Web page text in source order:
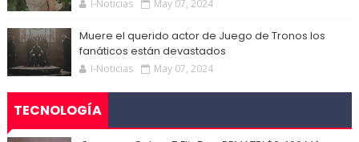
I-Noticias May 07, 2024
Muere el querido actor de Juego de Tronos los
fanáticos están devastados
I-Noticias May 07, 2024
TECNOLOGÍA